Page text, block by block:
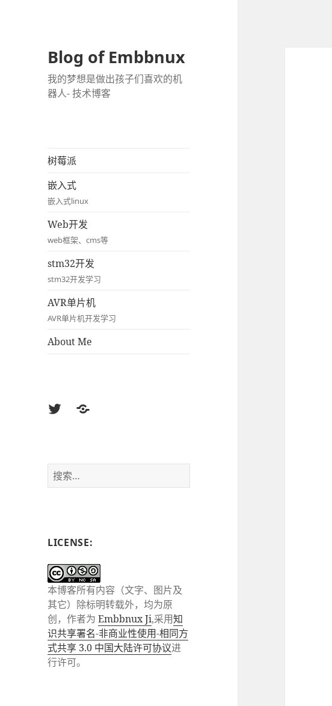
Blog of Embbnux
我的梦想是做出孩子们喜欢的机
器人- 技术博客
树莓派
嵌入式
嵌入式linux
Web开发
web框架、cms等
stm32开发
stm32开发学习
AVR单片机
AVR单片机开发学习
About Me
TwitterWeibo
搜
索：
LICENSE:
本博客所有内容（文字、图片及
其它）除标明转载外，均为原
创，作者为Embbnux Ji,采用知
识共享署名-非商业性使用-相同方
式共享 3.0 中国大陆许可协议进
行许可。